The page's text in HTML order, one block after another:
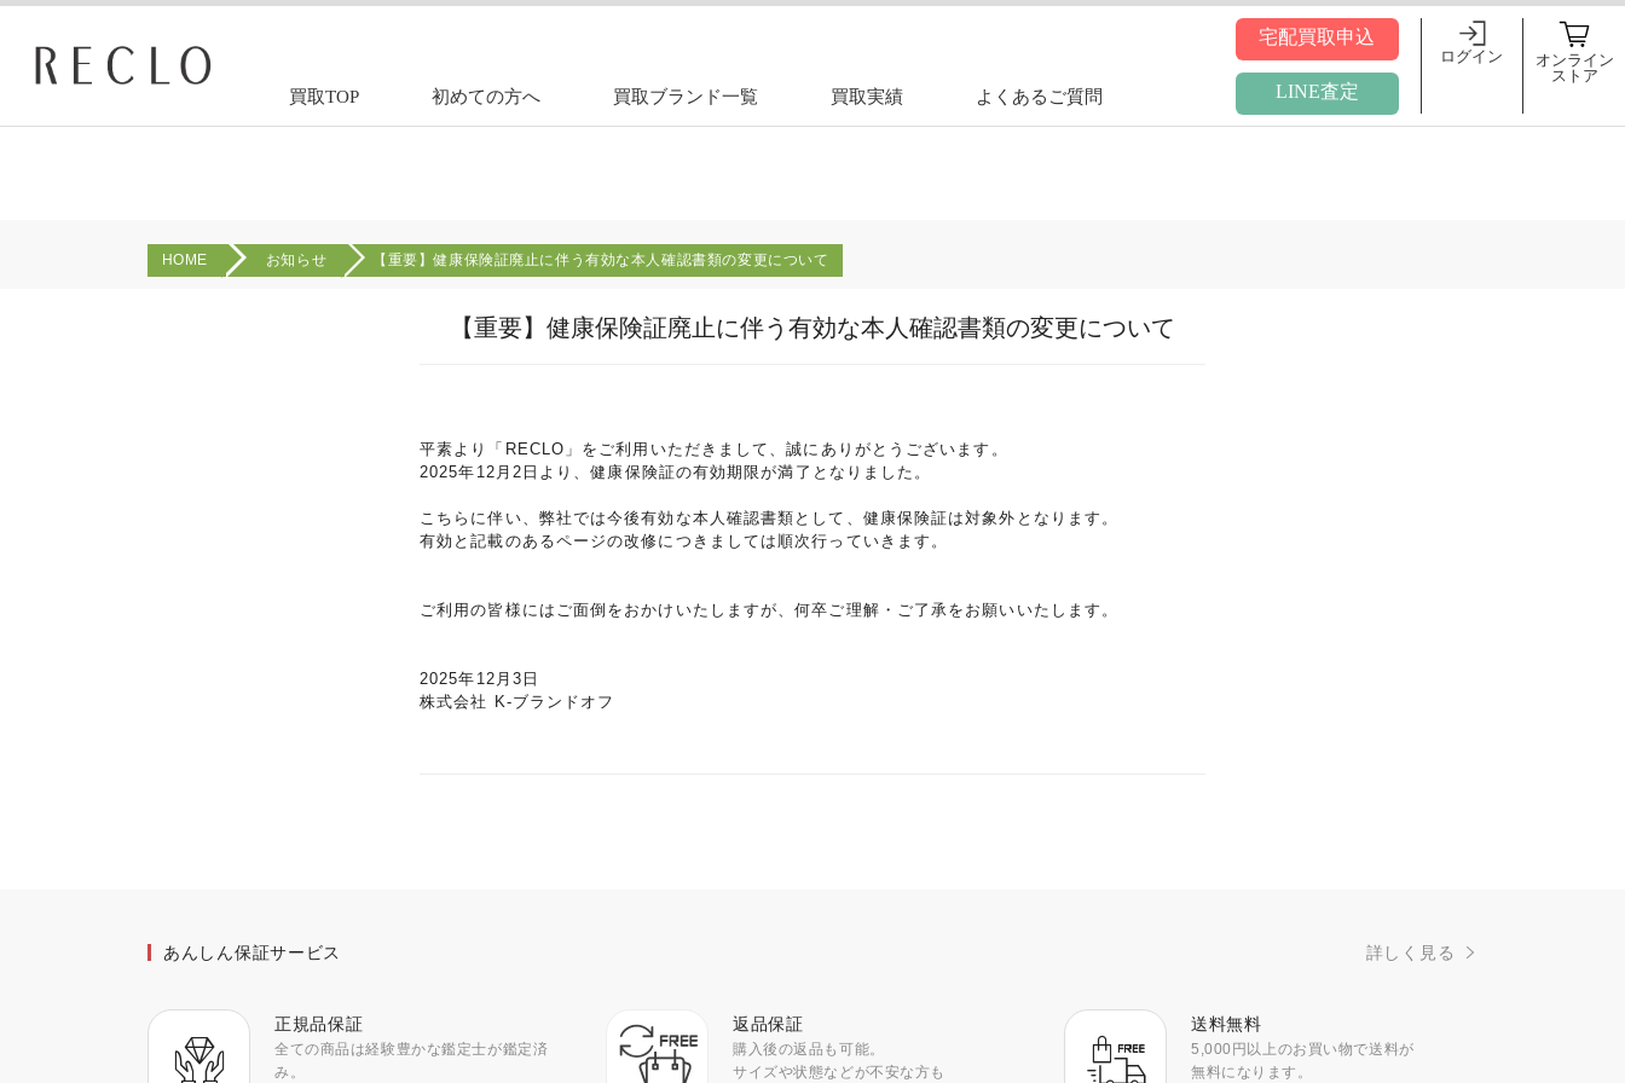
買取TOP 初めての方へ 買取ブランド一覧 買取実績 よくあるご質問
宅配買取申込
LINE査定
ログイン
オンライン
ストア
HOME お知らせ 【重要】健康保険証廃止に伴う有効な本人確認書類の変更について
【重要】健康保険証廃止に伴う有効な本人確認書類の変更について
平素より「RECLO」をご利用いただきまして、誠にありがとうございます。
2025年12月2日より、健康保険証の有効期限が満了となりました。
こちらに伴い、弊社では今後有効な本人確認書類として、健康保険証は対象外となります。
有効と記載のあるページの改修につきましては順次行っていきます。
ご利用の皆様にはご面倒をおかけいたしますが、何卒ご理解・ご了承をお願いいたします。
2025年12月3日
株式会社 K-ブランドオフ
あんしん保証サービス
正規品保証
全ての商品は経験豊かな鑑定士が鑑定済
み。
返品保証
購入後の返品も可能。
サイズや状態などが不安な方も
送料無料
5,000円以上のお買い物で送料が
無料になります。
詳しく見る